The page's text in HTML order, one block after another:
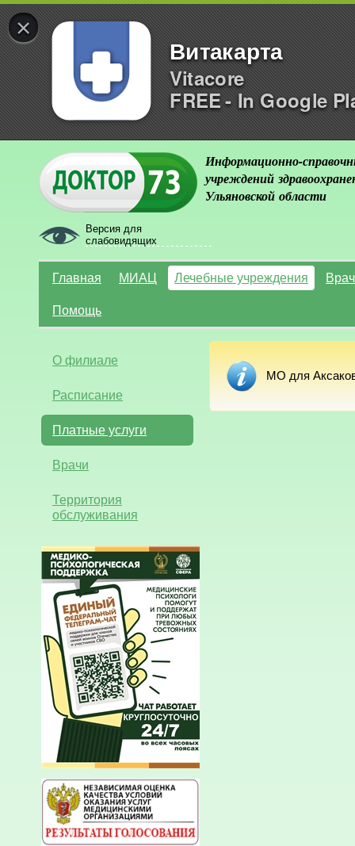
×
Витакарта
Vitacore
FREE - In Google
Версия для
слабовидящих
Информационно-
учреждений
Ульяновской области
Главная МИАЦ Лечебные учреждения
Помощь
О филиале
Расписание
Платные услуги
Врачи
Территория
обслуживания
МО для